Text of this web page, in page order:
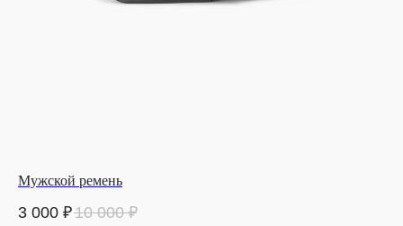
Мужской ремень
3 000 ₽10 000 ₽